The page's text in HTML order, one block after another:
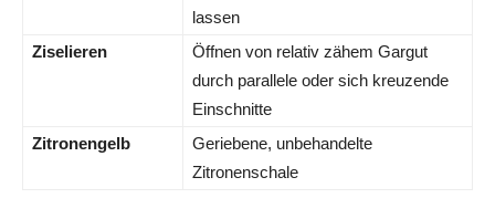
lassen
Ziselieren
Öffnen von relativ zähem Gargut
durch parallele oder sich kreuzende
Einschnitte
Zitronengelb
Geriebene, unbehandelte
Zitronenschale